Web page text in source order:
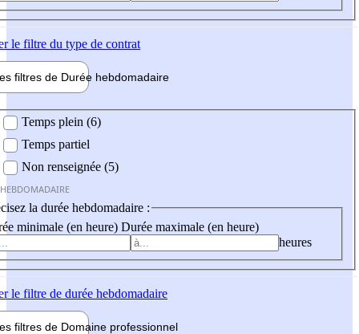
le filtre du type de contrat
filtres de Durée hebdomadaire
Temps plein (6)
Temps partiel
Non renseignée (5)
la durée hebdomadaire :
minimale (en heure) Durée maximale (en heure)
heures
le filtre de durée hebdomadaire
filtres de Domaine professionnel